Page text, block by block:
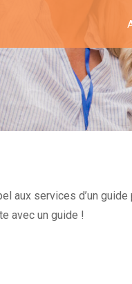
aux services d’un
avec un guide !